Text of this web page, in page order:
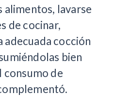
alimentos, lavarse
de cocinar,
adecuada cocción
bien
de